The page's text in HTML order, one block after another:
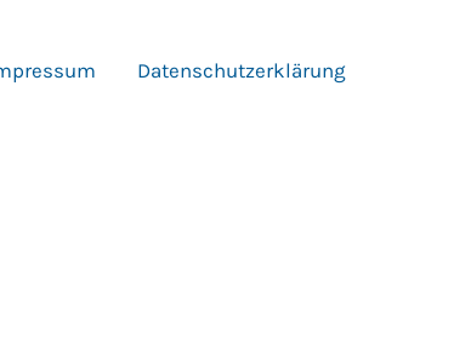
Datenschutzerklärung